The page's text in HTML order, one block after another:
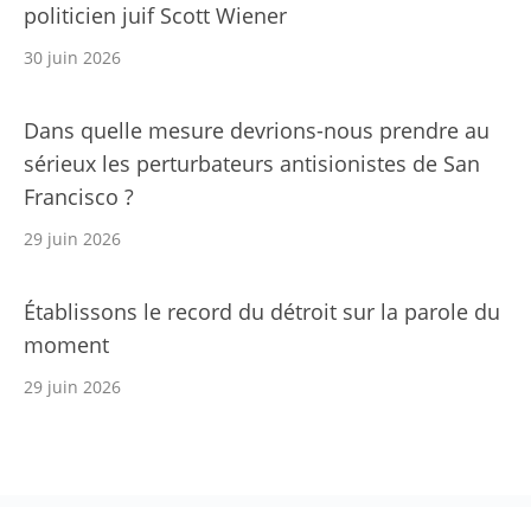
politicien juif Scott Wiener
30 juin 2026
Dans quelle mesure devrions-nous prendre au
sérieux les perturbateurs antisionistes de San
Francisco ?
29 juin 2026
Établissons le record du détroit sur la parole du
moment
29 juin 2026